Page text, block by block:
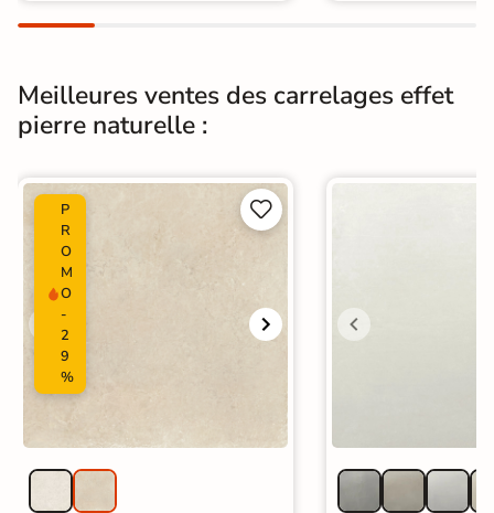
Origine Italie
Catégories
Carrelage intérieur / extérieur
identique
Carrelage sol cuisine
Carrelage Chambre
Meilleures ventes des carrelages effet
pierre naturelle :
P
R
O
M
O
-
2
9
%

